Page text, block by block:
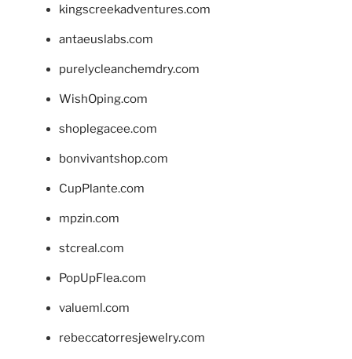
kingscreekadventures.com
antaeuslabs.com
purelycleanchemdry.com
WishOping.com
shoplegacee.com
bonvivantshop.com
CupPlante.com
mpzin.com
stcreal.com
PopUpFlea.com
valueml.com
rebeccatorresjewelry.com